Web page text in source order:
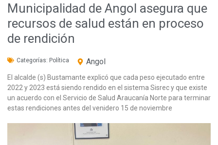
Municipalidad de Angol asegura que
recursos de salud están en proceso
de rendición
Categorías: Política Angol
El alcalde (s) Bustamante explicó que cada peso ejecutado entre
2022 y 2023 está siendo rendido en el sistema Sisrec y que existe
un acuerdo con el Servicio de Salud Araucanía Norte para terminar
estas rendiciones antes del venidero 15 de noviembre